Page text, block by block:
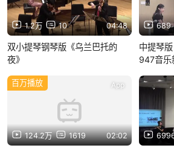
1.2万 10 04:48
双小提琴钢琴版《乌兰巴托的
夜》
689
中提琴
947音乐
124.2万 1619 02:02
百万播放 App